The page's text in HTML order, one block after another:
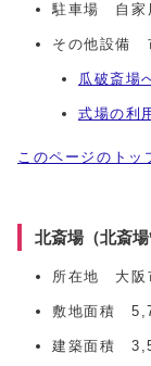
駐車場 自家
その他設備
瓜破斎場
式場の利
このページのトッ
北斎場（北斎場
所在地 大阪
敷地面積
建築面積